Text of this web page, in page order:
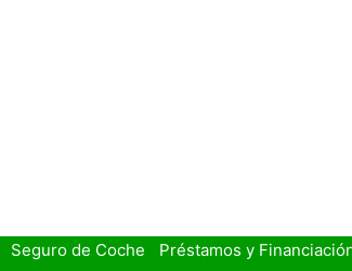
Seguro de Coche Préstamos y